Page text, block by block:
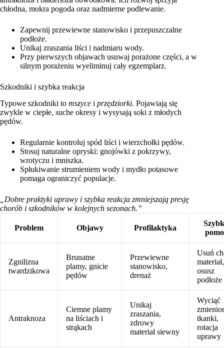
chłodna, mokra pogoda oraz nadmierne podlewanie.
Zapewnij przewiewne stanowisko i przepuszczalne
podłoże.
Unikaj zraszania liści i nadmiaru wody.
Przy pierwszych objawach usuwaj porażone części, a w
silnym porażeniu wyeliminuj cały egzemplarz.
Szkodniki i szybka reakcja
Typowe szkodniki to mszyce i przędziorki. Pojawiają się
zwykle w ciepłe, suche okresy i wysysają soki z młodych
pędów.
Regularnie kontroluj spód liści i wierzchołki pędów.
Stosuj naturalne opryski: gnojówki z pokrzywy,
wrotyczu i mniszka.
Spłukiwanie strumieniem wody i mydło potasowe
pomaga ograniczyć populacje.
„Dobre praktyki uprawy i szybka reakcja zmniejszają presję
chorób i szkodników w kolejnych sezonach.”
Problem Objawy Profilaktyka
Zgnilizna
twardzikowa
Brunatne
plamy, gnicie
pędów
Przewiewne
stanowisko,
drenaż
Usuń
materiał,
osusz
podłoże
Antraknoza
Ciemne plamy
na liściach i
strąkach
Unikaj
zraszania,
zdrowy
materiał siewny
Wyciąć
tkanki,
rotacja
uprawy